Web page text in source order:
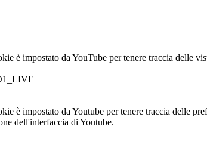
è impostato da YouTube per tenere traccia delle
è impostato da Youtube per tenere traccia delle
dell'interfaccia di Youtube.